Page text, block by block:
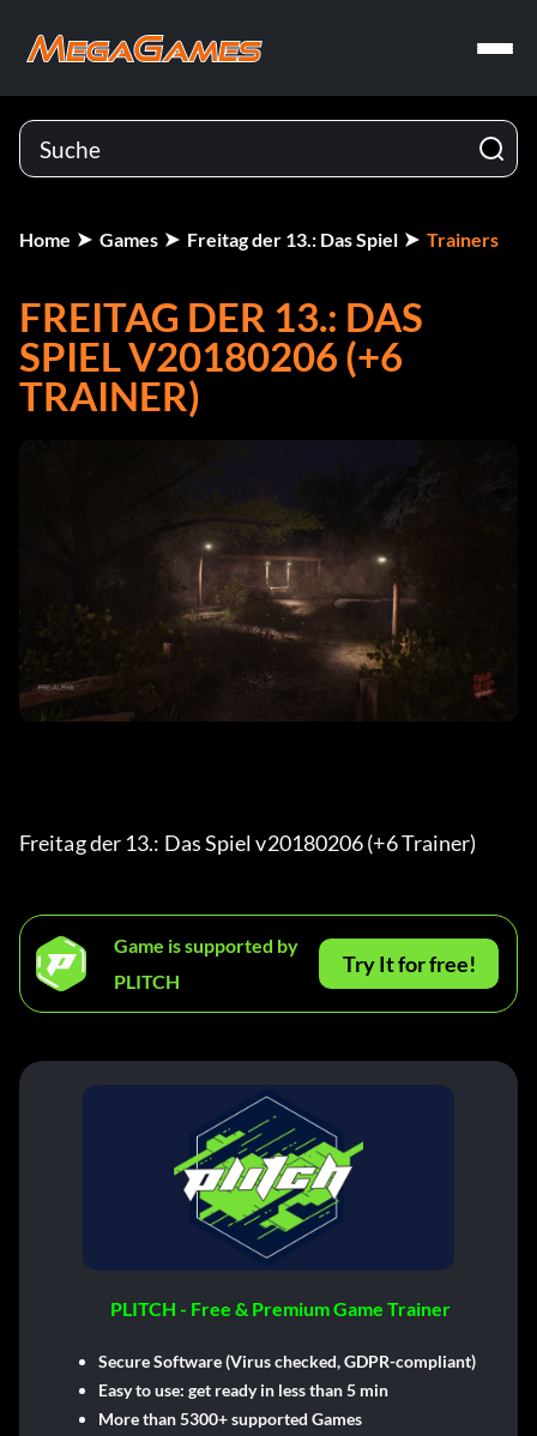
Home Games Freitag der 13.: Das Spiel Trainers
FREITAG DER 13.: DAS
SPIEL V20180206 (+6
TRAINER)
Freitag der 13.: Das Spiel v20180206 (+6 Trainer)
Game is supported by
PLITCH
Try It for free!
PLITCH - Free & Premium Game Trainer
Secure Software (Virus checked, GDPR-compliant)
Easy to use: get ready in less than 5 min
More than 5300+ supported Games